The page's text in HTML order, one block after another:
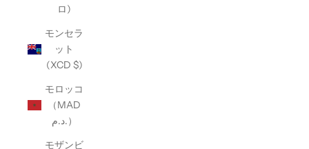
ロ)
モンセラ
ット
(XCD $)
モロッコ
（MAD
د.م.）
モザンビ